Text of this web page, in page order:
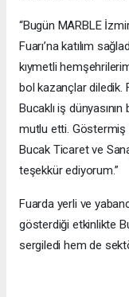
“Bugün MARBLE
Fuarı’na katılım
kıymetli
bol kazançlar diledik.
Bucaklı iş
mutlu etti. Göstermiş
Bucak Ticaret ve
teşekkür ediyorum.”
Fuarda yerli ve
gösterdiği etkinlikte
sergiledi hem de